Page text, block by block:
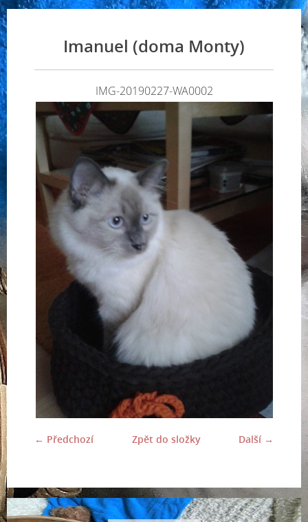
Imanuel (doma Monty)
IMG-20190227-WA0002
← Předchozí Další →
Zpět do složky